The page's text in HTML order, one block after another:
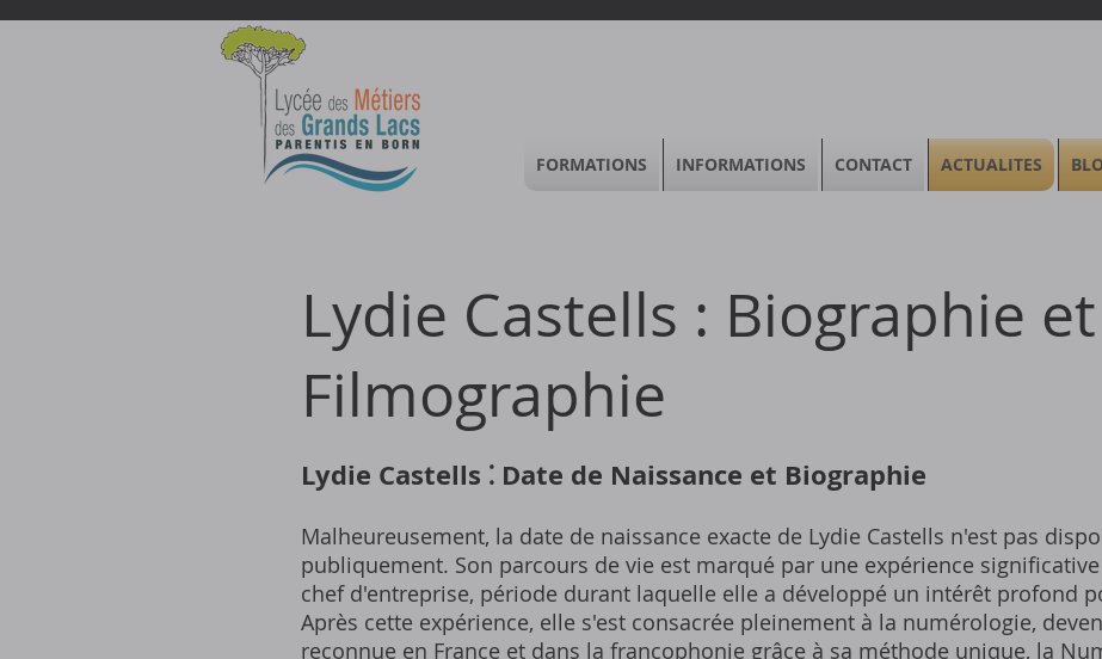
Lydie Castells : Biographie et
Filmographie
Lydie Castells ⁚ Date de Naissance et Biographie
Malheureusement, la date de naissance exacte de Lydie Castells n'est pas
publiquement. Son parcours de vie est marqué par une expérience
chef d'entreprise, période durant laquelle elle a développé un intérêt profond
Après cette expérience, elle s'est consacrée pleinement à la numérologie,
reconnue en France et dans la francophonie grâce à sa méthode unique, la
FORMATIONS INFORMATIONS CONTACT ACTUALITES